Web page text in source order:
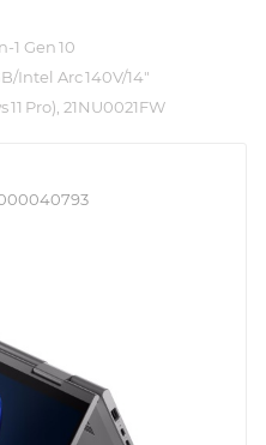
1 Gen 10
Intel Arc 140V/14"
Pro), 21NU0021FW